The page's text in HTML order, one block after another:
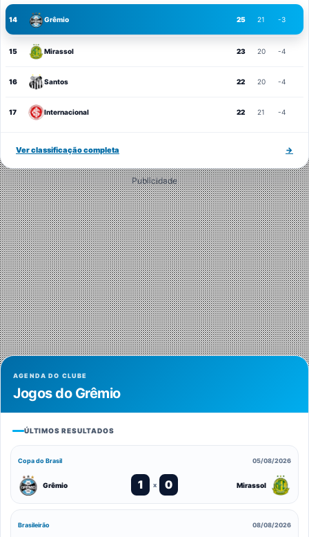
14 Grêmio 25 21 -3
15 Mirassol 23 20 -4
16 Santos 22 20 -4
17 Internacional 22 21 -4
Ver classificação completa →
Publicidade
AGENDA DO CLUBE
Jogos do Grêmio
ÚLTIMOS RESULTADOS
Copa do Brasil 05/08/2026
Grêmio 1 x 0 Mirassol
Brasileirão 08/08/2026